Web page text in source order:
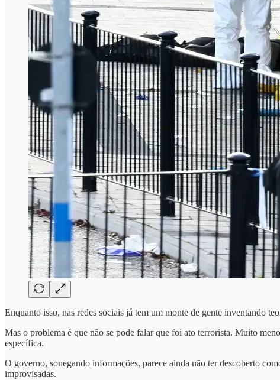
Enquanto isso, nas redes sociais já tem um monte de gente inventando
Mas o problema é que não se pode falar que foi ato terrorista. Muito
específica.
O governo, sonegando informações, parece ainda não ter descoberto
improvisadas.